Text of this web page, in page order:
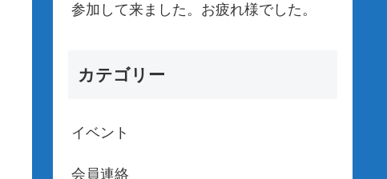
参加して来ました。お疲れ様でした。
カテゴリー
イベント
会員連絡